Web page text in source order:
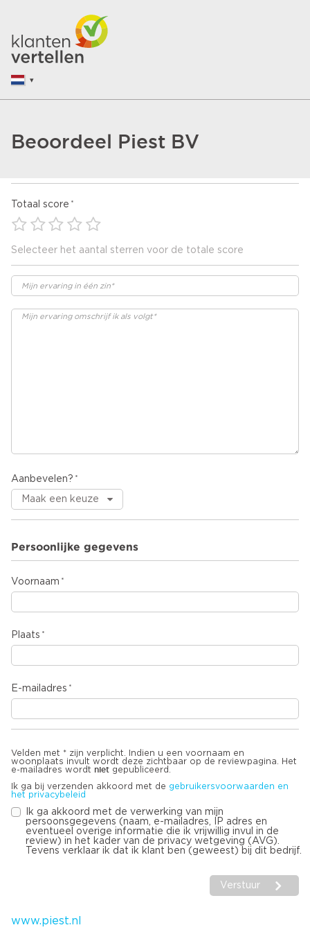
Beoordeel Piest BV
Totaal score
Selecteer het aantal sterren voor de totale score
Aanbevelen?
Persoonlijke gegevens
Voornaam
Plaats
E-mailadres
Velden met * zijn verplicht. Indien u een voornaam en
woonplaats invult wordt deze zichtbaar op de reviewpagina. Het
e-mailadres wordt niet gepubliceerd.
Ik ga bij verzenden akkoord met de gebruikersvoorwaarden en
het privacybeleid
Ik ga akkoord met de verwerking van mijn
persoonsgegevens (naam, e-mailadres, IP adres en
eventueel overige informatie die ik vrijwillig invul in de
review) in het kader van de privacy wetgeving (AVG).
Tevens verklaar ik dat ik klant ben (geweest) bij dit bedrijf.
Verstuur
www.piest.nl